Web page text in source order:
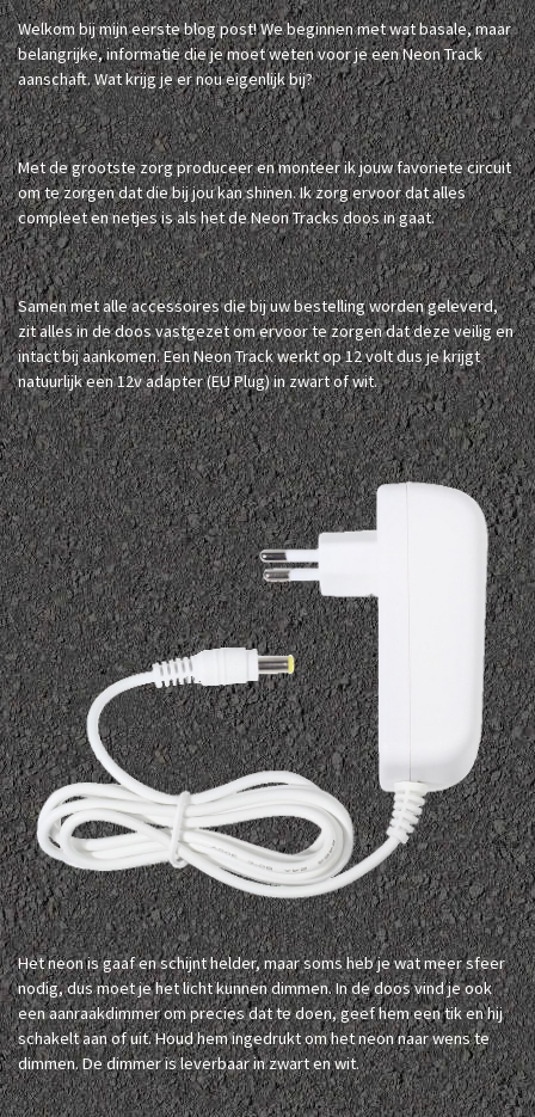
Welkom bij mijn eerste blog post! We beginnen met wat basale, maar
belangrijke, informatie die je moet weten voor je een Neon Track
aanschaft. Wat krijg je er nou eigenlijk bij?
Met de grootste zorg produceer en monteer ik jouw favoriete circuit
om te zorgen dat die bij jou kan shinen. Ik zorg ervoor dat alles
compleet en netjes is als het de Neon Tracks doos in gaat.
Samen met alle accessoires die bij uw bestelling worden geleverd,
zit alles in de doos vastgezet om ervoor te zorgen dat deze veilig en
intact bij aankomen. Een Neon Track werkt op 12 volt dus je krijgt
natuurlijk een 12v adapter (EU Plug) in zwart of wit.
Het neon is gaaf en schijnt helder, maar soms heb je wat meer sfeer
nodig, dus moet je het licht kunnen dimmen. In de doos vind je ook
een aanraakdimmer om precies dat te doen, geef hem een ​​tik en hij
schakelt aan of uit. Houd hem ingedrukt om het neon naar wens te
dimmen. De dimmer is leverbaar in zwart en wit.